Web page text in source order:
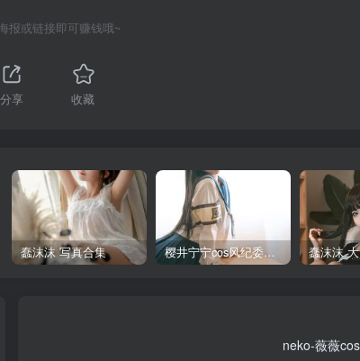
报或链接即可赚钱哦~
分享 收藏
蠢沫沫 写真合集 樱井宁宁cos风纪委员写真套图
neko-薇薇